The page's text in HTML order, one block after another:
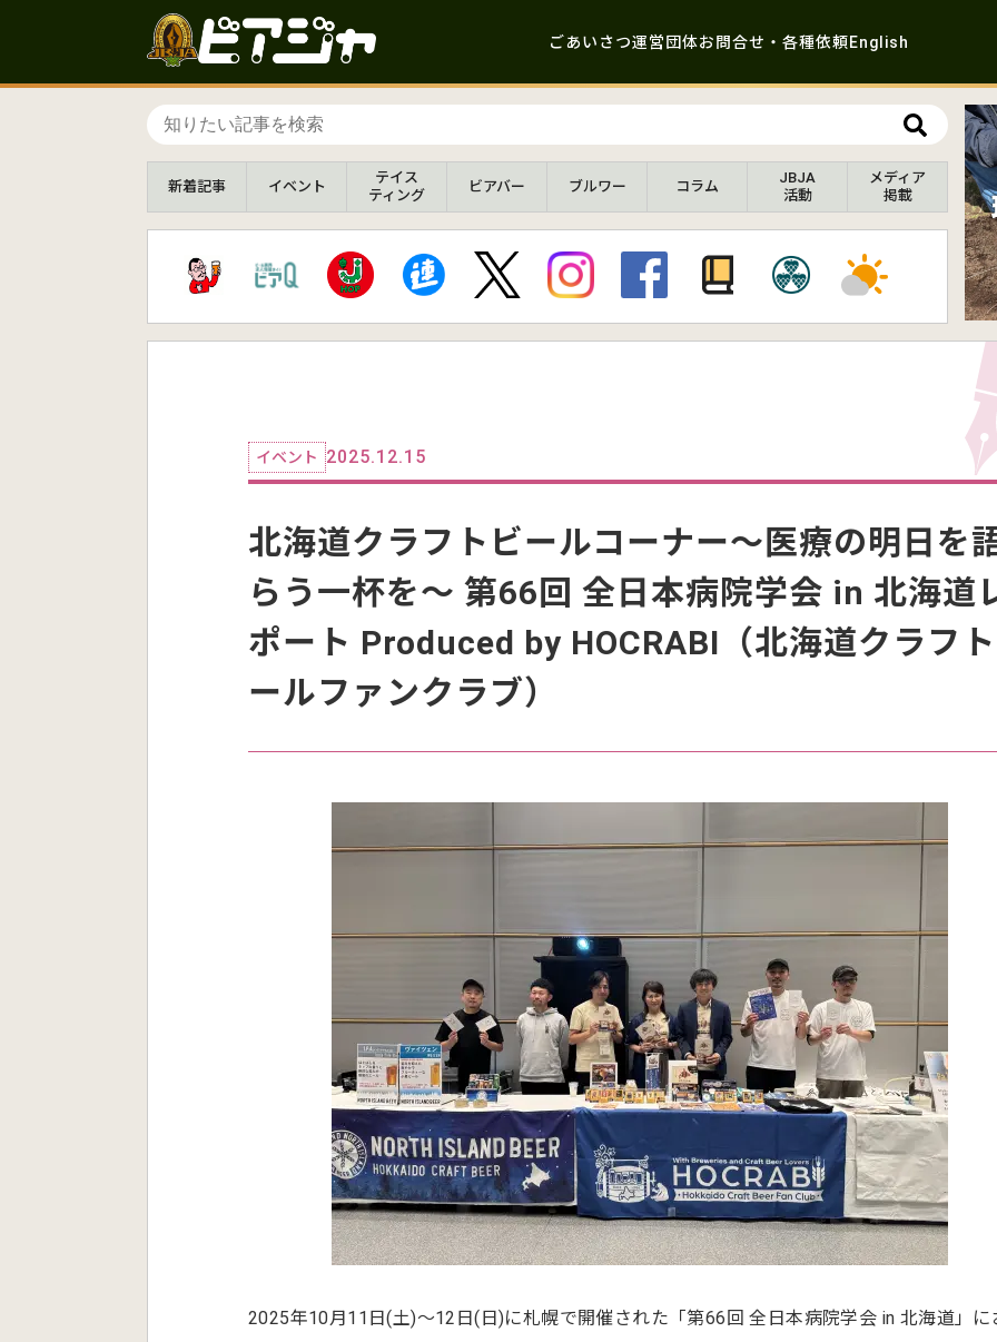
ごあいさつ運営団体お問合せ・各種依頼English
新着記事 イベント
テイス
ティング
ビアバー ブルワー コラム
JBJA
活動
メディア
掲載
イベント 2025.12.15
北海道クラフトビールコーナー～医療の明日を
らう一杯を～ 第66回 全日本病院学会 in 北海道
ポート Produced by HOCRABI（北海道クラフ
ールファンクラブ）
2025年10月11日(土)〜12日(日)に札幌で開催された「第66回 全日本病院学会 in 北海道」に